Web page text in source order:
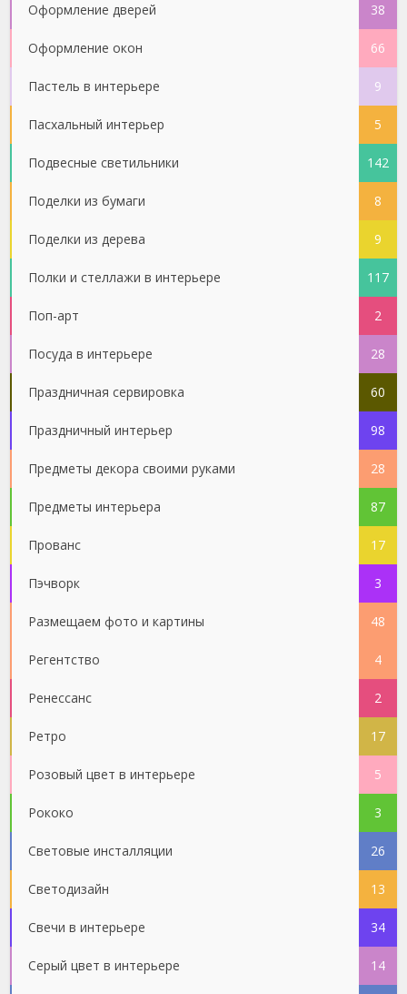
Оформление дверей 38
Оформление окон 66
Пастель в интерьере 9
Пасхальный интерьер 5
Подвесные светильники 142
Поделки из бумаги 8
Поделки из дерева 9
Полки и стеллажи в интерьере 117
Поп-арт 2
Посуда в интерьере 28
Праздничная сервировка 60
Праздничный интерьер 98
Предметы декора своими руками 28
Предметы интерьера 87
Прованс 17
Пэчворк 3
Размещаем фото и картины 48
Регентство 4
Ренессанс 2
Ретро 17
Розовый цвет в интерьере 5
Рококо 3
Световые инсталляции 26
Светодизайн 13
Свечи в интерьере 34
Серый цвет в интерьере 14